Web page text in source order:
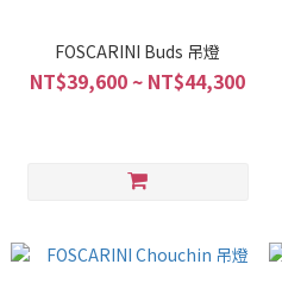
FOSCARINI Buds 吊燈
NT$39,600 ~ NT$44,300